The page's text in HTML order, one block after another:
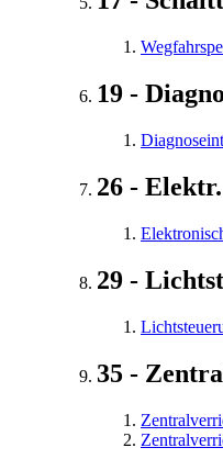
19 -
26 -
29 -
35 -